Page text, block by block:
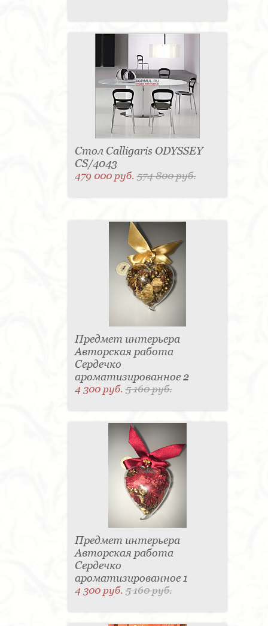
Стол Calligaris ODYSSEY
CS/4043
479 000 руб.574 800 руб.
Предмет интерьера
Авторская работа
Сердечко
ароматизированное 2
4 300 руб.5 160 руб.
Предмет интерьера
Авторская работа
Сердечко
ароматизированное 1
4 300 руб.5 160 руб.